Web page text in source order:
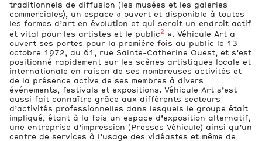
traditionnels de diffusion (les musées et les galeries
commerciales), un espace « ouvert et disponible à toutes
les formes d’art en évolution et qui serait un endroit actif
et vital pour les artistes et le public 2 ». Véhicule Art a
ouvert ses portes pour la première fois au public le 13
octobre 1972, au 61, rue Sainte-Catherine Ouest, et s’est
positionné rapidement sur les scènes artistiques locale et
internationale en raison de ses nombreuses activités et
de la présence active de ses membres à divers
événements, festivals et expositions. Véhicule Art s’est
aussi fait connaître grâce aux différents secteurs
d’activités professionnelles dans lesquels le groupe était
impliqué, étant à la fois un espace d’exposition alternatif,
une entreprise d’impression (Presses Véhicule) ainsi qu’un
centre de services à l’usage des vidéastes et même de